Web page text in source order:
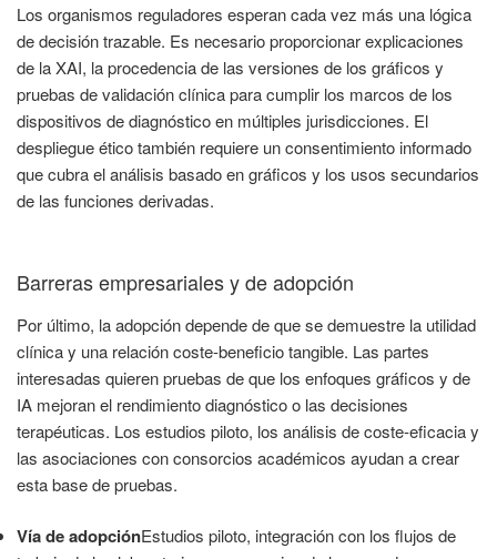
Los organismos reguladores esperan cada vez más una lógica
de decisión trazable. Es necesario proporcionar explicaciones
de la XAI, la procedencia de las versiones de los gráficos y
pruebas de validación clínica para cumplir los marcos de los
dispositivos de diagnóstico en múltiples jurisdicciones. El
despliegue ético también requiere un consentimiento informado
que cubra el análisis basado en gráficos y los usos secundarios
de las funciones derivadas.
Barreras empresariales y de adopción
Por último, la adopción depende de que se demuestre la utilidad
clínica y una relación coste-beneficio tangible. Las partes
interesadas quieren pruebas de que los enfoques gráficos y de
IA mejoran el rendimiento diagnóstico o las decisiones
terapéuticas. Los estudios piloto, los análisis de coste-eficacia y
las asociaciones con consorcios académicos ayudan a crear
esta base de pruebas.
Vía de adopciónEstudios piloto, integración con los flujos de